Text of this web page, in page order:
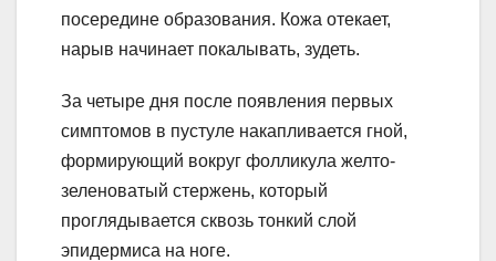
посередине образования. Кожа отекает,
нарыв начинает покалывать, зудеть.
За четыре дня после появления первых
симптомов в пустуле накапливается гной,
формирующий вокруг фолликула желто-
зеленоватый стержень, который
проглядывается сквозь тонкий слой
эпидермиса на ноге.